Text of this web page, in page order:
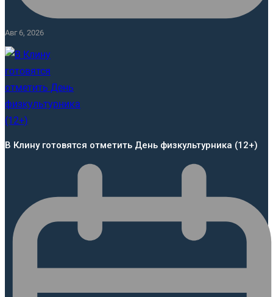
Авг 6, 2026
В Клину готовятся отметить День физкультурника (12+)